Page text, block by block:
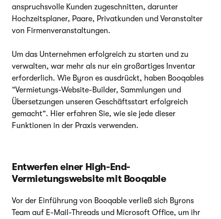
anspruchsvolle Kunden zugeschnitten, darunter
Hochzeitsplaner, Paare, Privatkunden und Veranstalter
von Firmenveranstaltungen.
Um das Unternehmen erfolgreich zu starten und zu
verwalten, war mehr als nur ein großartiges Inventar
erforderlich. Wie Byron es ausdrückt, haben Booqables
“Vermietungs-Website-Builder, Sammlungen und
Übersetzungen unseren Geschäftsstart erfolgreich
gemacht”. Hier erfahren Sie, wie sie jede dieser
Funktionen in der Praxis verwenden.
Entwerfen einer High-End-
Vermietungswebsite mit Booqable
Vor der Einführung von Booqable verließ sich Byrons
Team auf E-Mail-Threads und Microsoft Office, um ihr